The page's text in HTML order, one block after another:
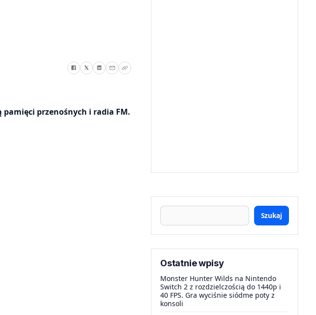
pamięci przenośnych i radia FM.
Szukaj
Ostatnie wpisy
Monster Hunter Wilds na Nintendo
Switch 2 z rozdzielczością do 1440p i
40 FPS. Gra wyciśnie siódme poty z
konsoli